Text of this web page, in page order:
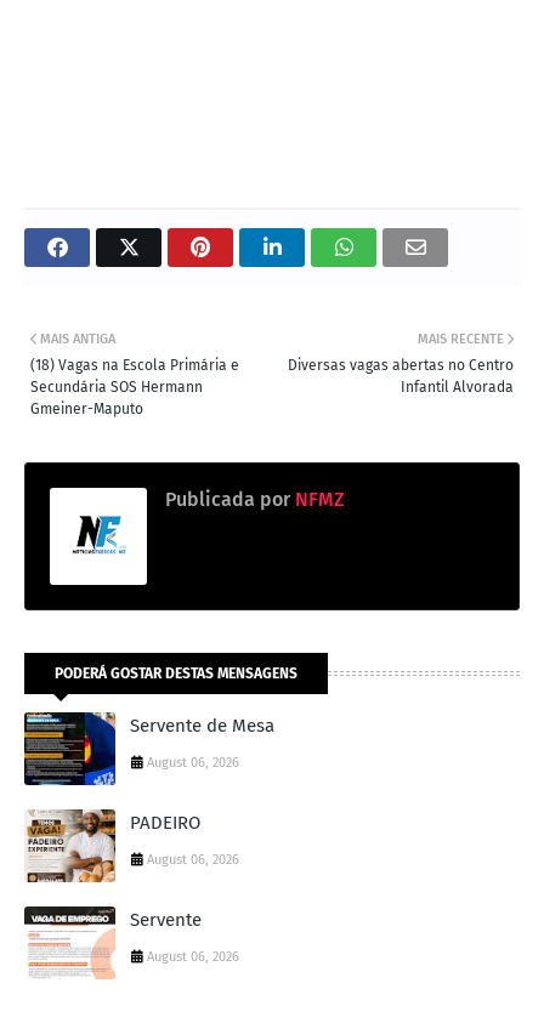
MAIS RECENTE
Diversas vagas abertas no Centro
Infantil Alvorada
MAIS ANTIGA
(18) Vagas na Escola Primária e
Secundária SOS Hermann
Gmeiner-Maputo
Publicada por NFMZ
PODERÁ GOSTAR DESTAS MENSAGENS
Servente de Mesa
August 06, 2026
PADEIRO
August 06, 2026
Servente
August 06, 2026